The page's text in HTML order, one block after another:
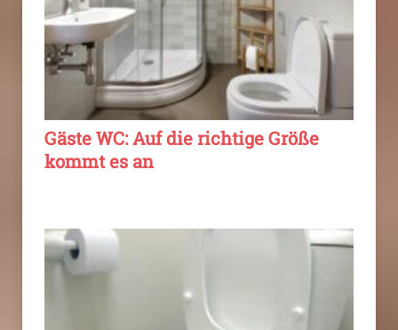
Gäste WC: Auf die richtige Größe
kommt es an